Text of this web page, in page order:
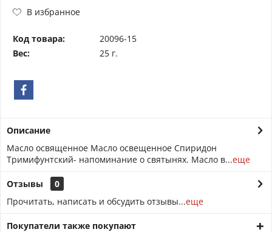
В избранное
Код товара:
20096-15
Вес:
25 г.
Описание
Масло освященное Масло освещенное Спиридон
Тримифунтский- напоминание о святынях. Масло в...еще
Отзывы
0
Прочитать, написать и обсудить отзывы...еще
Покупатели также покупают